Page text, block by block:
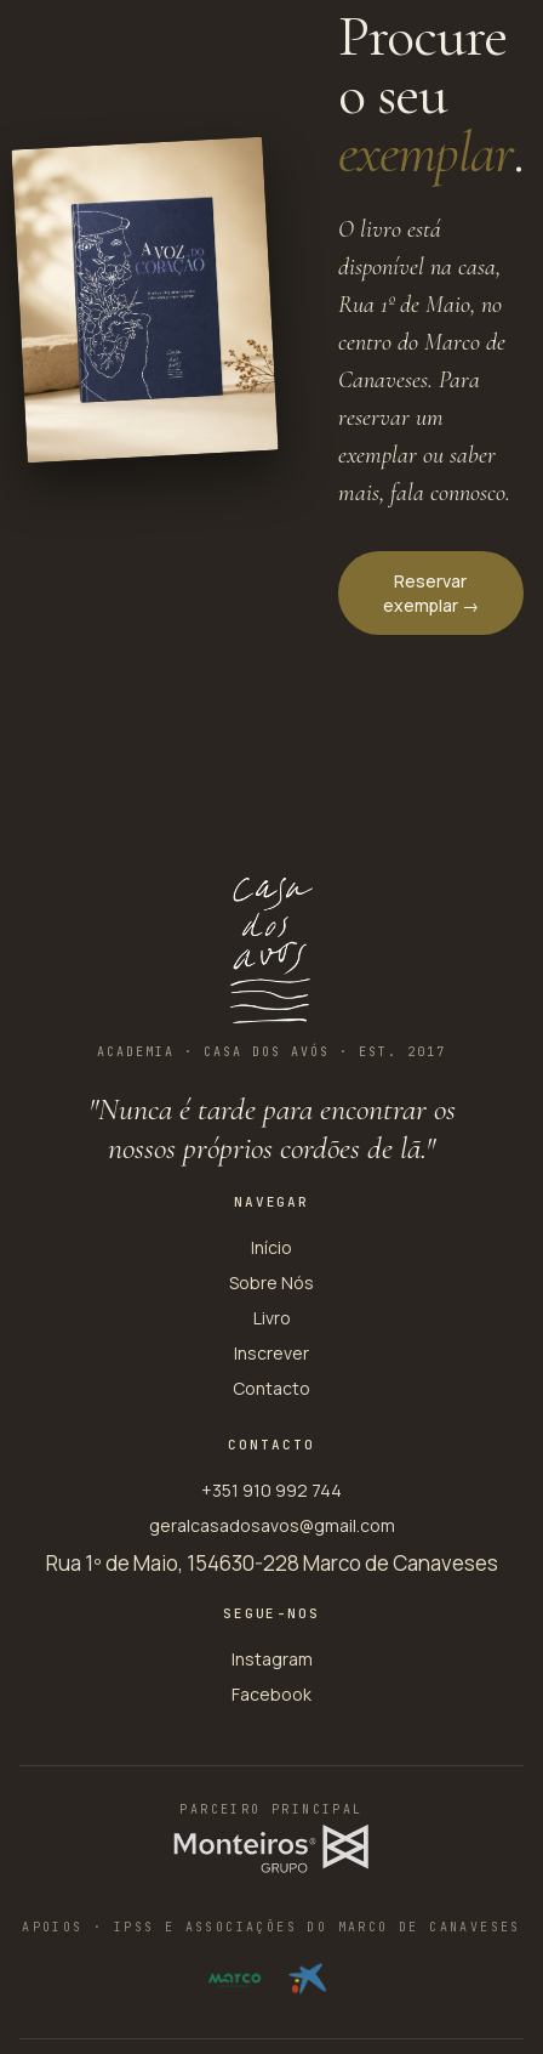
Procure
o seu
exemplar.
O livro está
disponível na casa,
Rua 1º de Maio, no
centro do Marco de
Canaveses. Para
reservar um
exemplar ou saber
mais, fala connosco.
Reservar
exemplar →
ACADEMIA · CASA DOS AVÓS · EST. 2017
"Nunca é tarde para encontrar os
nossos próprios cordões de lã."
NAVEGAR
Início
Sobre Nós
Livro
Inscrever
Contacto
CONTACTO
+351 910 992 744
geralcasadosavos@gmail.com
Rua 1º de Maio, 154630-228 Marco de Canaveses
SEGUE-NOS
Instagram
Facebook
PARCEIRO PRINCIPAL
APOIOS · IPSS E ASSOCIAÇÕES DO MARCO DE CANAVESES